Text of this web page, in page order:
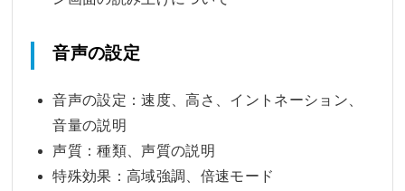
音声の設定
音声の設定：速度、高さ、イントネーション、
音量の説明
声質：種類、声質の説明
特殊効果：高域強調、倍速モード